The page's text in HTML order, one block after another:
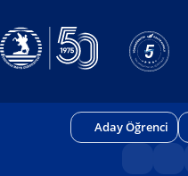
Aday Öğrenci